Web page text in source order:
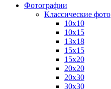
Фотографии
Классические фото
10х10
10х15
13х18
15х15
15х20
20х20
20х30
30х30